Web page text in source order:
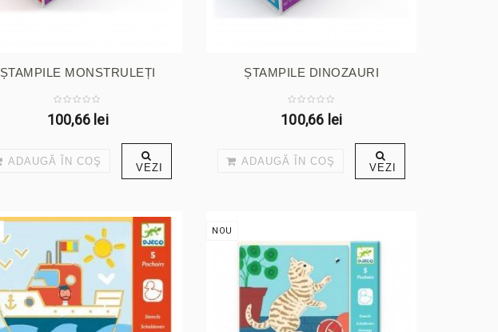
ȘTAMPILE MONSTRULEȚI
100,66 lei
ADAUGĂ ÎN COŞ VEZI
ȘTAMPILE DINOZAURI
100,66 lei
ADAUGĂ ÎN COŞ VEZI
NOU